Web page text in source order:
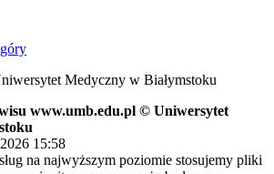
Medyczny w Białymstoku
www.umb.edu.pl © Uniwersytet
15:58
na najwyższym poziomie stosujemy pliki